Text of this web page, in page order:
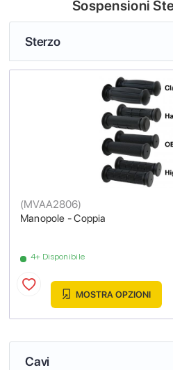
Sospensioni
Sterzo
Manopole - Coppia
(MVAA2806)
4+ Disponibile
MOSTRA OPZIONI
Cavi